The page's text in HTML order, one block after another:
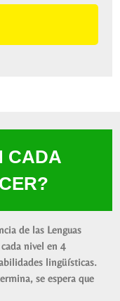
CADA
de las Lenguas
nivel en 4
lingüísticas.
se espera que